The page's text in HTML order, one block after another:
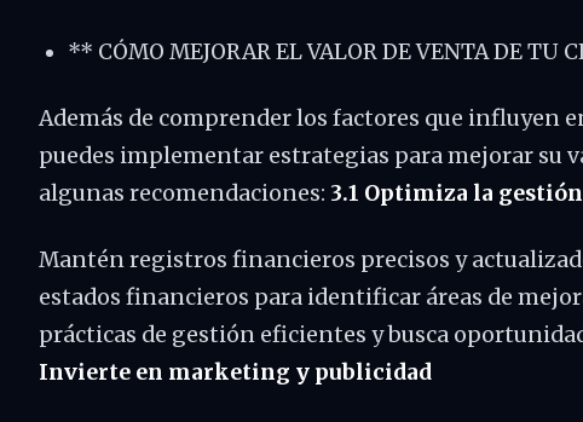
** CÓMO MEJORAR EL VALOR DE VENTA DE TU
Además de comprender los factores que influyen
puedes implementar estrategias para mejorar su
algunas recomendaciones: 3.1 Optimiza la
Mantén registros financieros precisos y
estados financieros para identificar áreas de
prácticas de gestión eficientes y busca
Invierte en marketing y publicidad